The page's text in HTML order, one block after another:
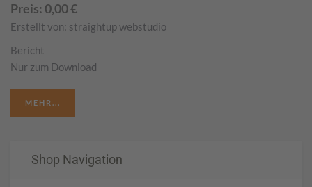
Preis: 0,00€
Erstellt von: straightup webstudio
Bericht
Nur zum Download
MEHR...
Shop Navigation